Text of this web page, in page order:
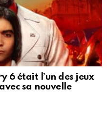
6 était l’un des jeux
sa nouvelle